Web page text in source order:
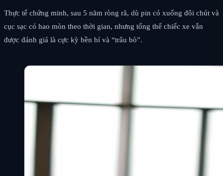
Thực tế chứng minh, sau 5 năm ròng rã, dù pin có xuống đôi chút và
cục sạc có hao mòn theo thời gian, nhưng tổng thể chiếc xe vẫn
được đánh giá là cực kỳ bền bỉ và “trâu bò”.